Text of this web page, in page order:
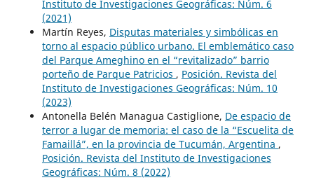
Instituto de Investigaciones Geográficas: Núm. 6
(2021)
Martín Reyes, Disputas materiales y simbólicas en
torno al espacio público urbano. El emblemático caso
del Parque Ameghino en el “revitalizado” barrio
porteño de Parque Patricios , Posición. Revista del
Instituto de Investigaciones Geográficas: Núm. 10
(2023)
Antonella Belén Managua Castiglione, De espacio de
terror a lugar de memoria: el caso de la “Escuelita de
Famaillá”, en la provincia de Tucumán, Argentina ,
Posición. Revista del Instituto de Investigaciones
Geográficas: Núm. 8 (2022)